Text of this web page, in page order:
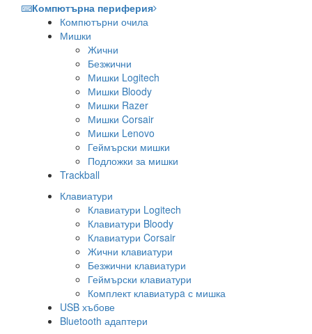
Компютърна периферия
Компютърни очила
Мишки
Жични
Безжични
Мишки Logitech
Мишки Bloody
Мишки Razer
Мишки Corsair
Мишки Lenovo
Геймърски мишки
Подложки за мишки
Trackball
Клавиатури
Клавиатури Logitech
Клавиатури Bloody
Клавиатури Corsair
Жични клавиатури
Безжични клавиатури
Геймърски клавиатури
Комплект клавиатурa с мишка
USB хъбове
Bluetooth адаптери